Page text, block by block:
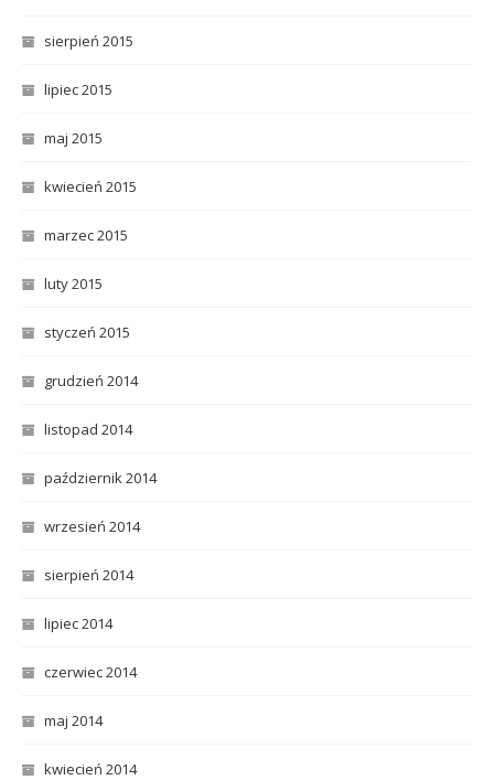
sierpień 2015
lipiec 2015
maj 2015
kwiecień 2015
marzec 2015
luty 2015
styczeń 2015
grudzień 2014
listopad 2014
październik 2014
wrzesień 2014
sierpień 2014
lipiec 2014
czerwiec 2014
maj 2014
kwiecień 2014